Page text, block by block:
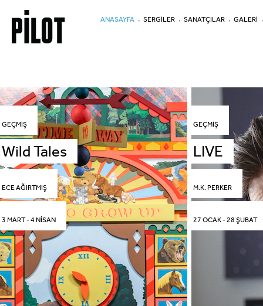
ANASAYFA SERGİLER SANATÇILAR GALERİ
GEÇMİŞ
Wild Tales
ECE AĞIRTMIŞ
3 MART - 4 NİSAN
GEÇMİŞ
LIVE
M.K. PERKER
27 OCAK - 28 ŞUBAT